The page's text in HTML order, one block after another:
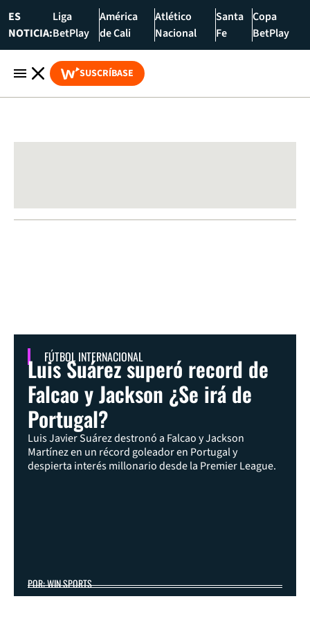
ES
NOTICIA:
Liga
BetPlay
América
de Cali
Atlético
Nacional
Santa
Fe
Copa
BetPlay
SUSCRÍBASE
FÚTBOL INTERNACIONAL
Luis Suárez superó record de
Falcao y Jackson ¿Se irá de
Portugal?
Luis Javier Suárez destronó a Falcao y Jackson
Martínez en un récord goleador en Portugal y
despierta interés millonario desde la Premier League.
POR: WIN SPORTS